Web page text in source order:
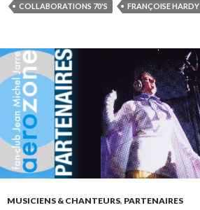
COLLABORATIONS 70'S
FRANÇOISE HARDY
MUSICIENS & CHANTEURS, PARTENAIRES